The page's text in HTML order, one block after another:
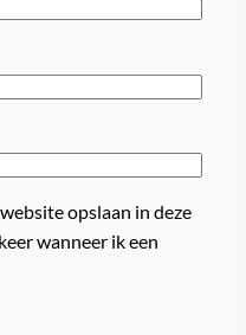
opslaan in deze
wanneer ik een